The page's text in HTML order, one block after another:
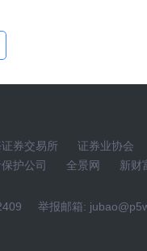
证券交易所
证券业协会
护公司 全景网
新财
举报邮箱: